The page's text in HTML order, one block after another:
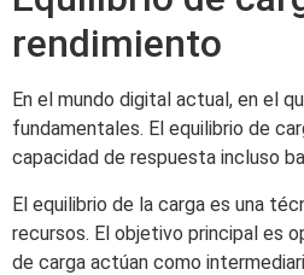
rendimiento
En el mundo digital actual, en el
fundamentales. El equilibrio de
capacidad de respuesta incluso
El equilibrio de la carga es una
recursos. El objetivo principal es
de carga actúan como